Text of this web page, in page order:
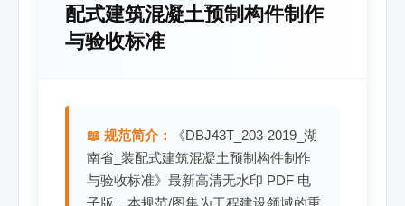
配式建筑混凝土预制构件制作
与验收标准
📖 规范简介：
《DBJ43T_203-2019_湖
南省_装配式建筑混凝土预制构件制作
与验收标准》最新高清无水印 PDF 电